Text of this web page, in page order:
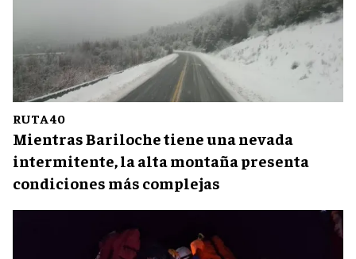
RUTA 40
Mientras Bariloche tiene una nevada
intermitente, la alta montaña presenta
condiciones más complejas